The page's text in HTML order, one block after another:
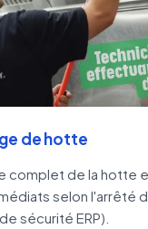
de hotte
complet de la hotte
selon l'arrêté
sécurité ERP).